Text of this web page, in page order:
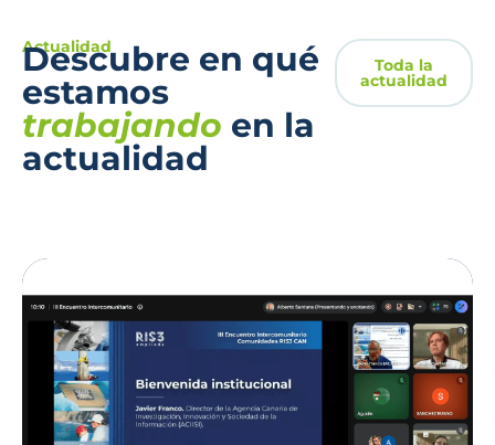
Actualidad
Descubre en qué
estamos
trabajando en la
actualidad
Toda la
actualidad